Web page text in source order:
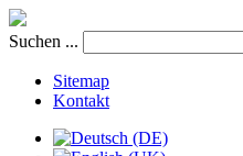
Suchen ...
Sitemap
Kontakt